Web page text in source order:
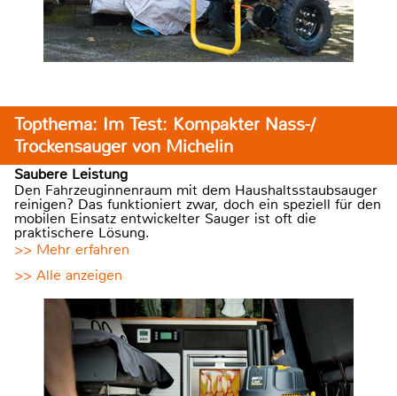
Topthema: Im Test: Kompakter Nass-/
Trockensauger von Michelin
Saubere Leistung
Den Fahrzeuginnenraum mit dem Haushaltsstaubsauger
reinigen? Das funktioniert zwar, doch ein speziell für den
mobilen Einsatz entwickelter Sauger ist oft die
praktischere Lösung.
>> Mehr erfahren
>> Alle anzeigen